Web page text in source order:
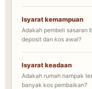
Isyarat kemampuan
Adakah pembeli sasaran
deposit dan kos awal?
Isyarat keadaan
Adakah rumah nampak
banyak kos pembaikan?